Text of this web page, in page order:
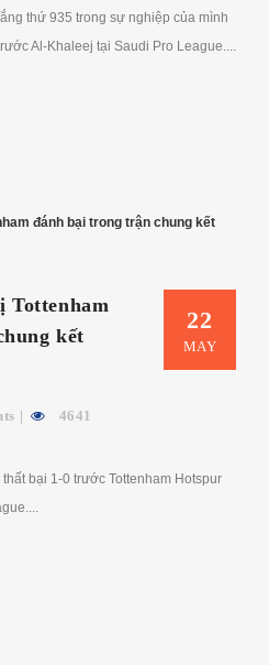
thứ 935 trong sự nghiệp của mình
Al-Khaleej tại Saudi Pro League....
22
MAY
Tottenham
kết
4641
bại 1-0 trước Tottenham Hotspur